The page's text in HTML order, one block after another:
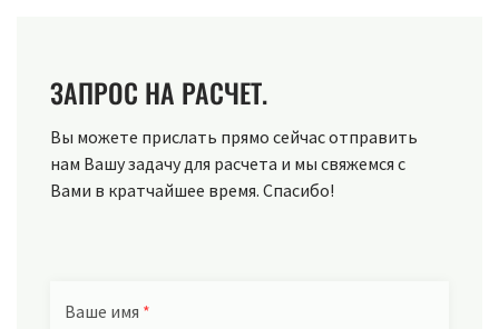
ЗАПРОС НА РАСЧЕТ.
Вы можете прислать прямо сейчас отправить
нам Вашу задачу для расчета и мы свяжемся с
Вами в кратчайшее время. Спасибо!
Ваше имя *